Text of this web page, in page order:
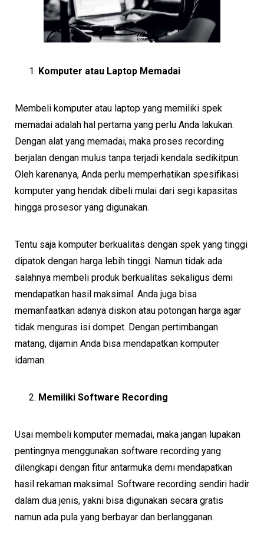
Komputer atau Laptop Memadai
Membeli komputer atau laptop yang memiliki spek
memadai adalah hal pertama yang perlu Anda lakukan.
Dengan alat yang memadai, maka proses recording
berjalan dengan mulus tanpa terjadi kendala sedikitpun.
Oleh karenanya, Anda perlu memperhatikan spesifikasi
komputer yang hendak dibeli mulai dari segi kapasitas
hingga prosesor yang digunakan.
Tentu saja komputer berkualitas dengan spek yang tinggi
dipatok dengan harga lebih tinggi. Namun tidak ada
salahnya membeli produk berkualitas sekaligus demi
mendapatkan hasil maksimal. Anda juga bisa
memanfaatkan adanya diskon atau potongan harga agar
tidak menguras isi dompet. Dengan pertimbangan
matang, dijamin Anda bisa mendapatkan komputer
idaman.
Memiliki Software Recording
Usai membeli komputer memadai, maka jangan lupakan
pentingnya menggunakan software recording yang
dilengkapi dengan fitur antarmuka demi mendapatkan
hasil rekaman maksimal. Software recording sendiri hadir
dalam dua jenis, yakni bisa digunakan secara gratis
namun ada pula yang berbayar dan berlangganan.